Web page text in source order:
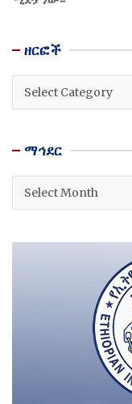
ዘርፎች
ዘርፎች
ማኅደር
ማኅደር